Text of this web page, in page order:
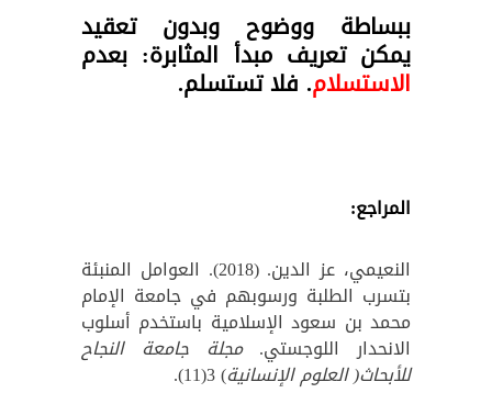
ببساطة ووضوح وبدون تعقيد
يمكن تعريف مبدأ المثابرة: بعدم
الاستسلام. فلا تستسلم.
المراجع:
النعيمي، عز الدين. (2018). العوامل المنبئة
بتسرب الطلبة ورسوبهم في جامعة الإمام
محمد بن سعود الإسلامية باستخدم أسلوب
الانحدار اللوجستي.مجلة جامعة النجاح
للأبحاث( العلوم الإنسانية) 3(11).